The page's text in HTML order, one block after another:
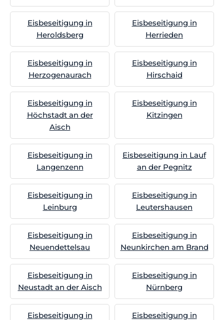
Eisbeseitigung in
Heroldsberg
Eisbeseitigung in
Herrieden
Eisbeseitigung in
Herzogenaurach
Eisbeseitigung in
Hirschaid
Eisbeseitigung in
Höchstadt an der
Aisch
Eisbeseitigung in
Kitzingen
Eisbeseitigung in
Langenzenn
Eisbeseitigung in Lauf
an der Pegnitz
Eisbeseitigung in
Leinburg
Eisbeseitigung in
Leutershausen
Eisbeseitigung in
Neuendettelsau
Eisbeseitigung in
Neunkirchen am Brand
Eisbeseitigung in
Neustadt an der Aisch
Eisbeseitigung in
Nürnberg
Eisbeseitigung in
Eisbeseitigung in